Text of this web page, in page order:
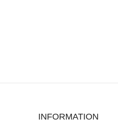
INFORMATION